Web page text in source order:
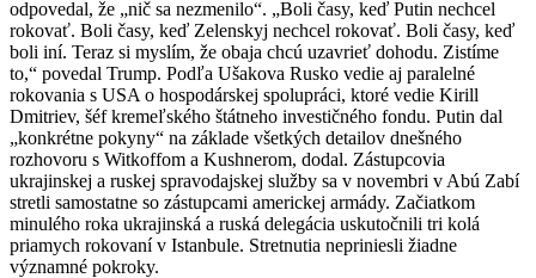
odpovedal, že „nič sa nezmenilo“. „Boli časy, keď Putin nechcel
rokovať. Boli časy, keď Zelenskyj nechcel rokovať. Boli časy, keď
boli iní. Teraz si myslím, že obaja chcú uzavrieť dohodu. Zistíme
to,“ povedal Trump. Podľa Ušakova Rusko vedie aj paralelné
rokovania s USA o hospodárskej spolupráci, ktoré vedie Kirill
Dmitriev, šéf kremeľského štátneho investičného fondu. Putin dal
„konkrétne pokyny“ na základe všetkých detailov dnešného
rozhovoru s Witkoffom a Kushnerom, dodal. Zástupcovia
ukrajinskej a ruskej spravodajskej služby sa v novembri v Abú Zabí
stretli samostatne so zástupcami americkej armády. Začiatkom
minulého roka ukrajinská a ruská delegácia uskutočnili tri kolá
priamych rokovaní v Istanbule. Stretnutia nepriniesli žiadne
významné pokroky.